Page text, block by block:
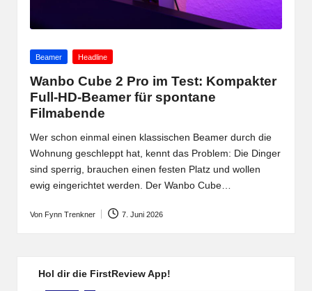
Posted
Beamer Headline
Wanbo Cube 2 Pro im Test: Kompakter
Full-HD-Beamer für spontane
Filmabende
Wer schon einmal einen klassischen Beamer durch die
Wohnung geschleppt hat, kennt das Problem: Die Dinger
sind sperrig, brauchen einen festen Platz und wollen
ewig eingerichtet werden. Der Wanbo Cube…
Posted
Von Fynn Trenkner 7. Juni 2026
Hol dir die FirstReview App!